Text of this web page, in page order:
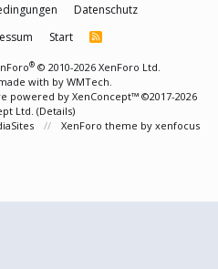
Datenschutz
Start
R
® © 2010-2026 XenForo Ltd.
with by WMTech
powered by XenConcept™ ©2017-2026
Ltd. (Details)
XenForo theme by xenfocus